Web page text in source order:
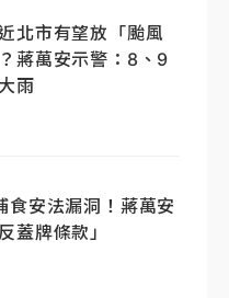
北市有望放「颱風
蔣萬安示警：8、9
雨
食安法漏洞！蔣萬安
蓋牌條款」